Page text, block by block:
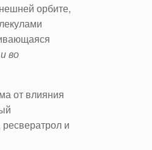
орбите,
во
от влияния
и